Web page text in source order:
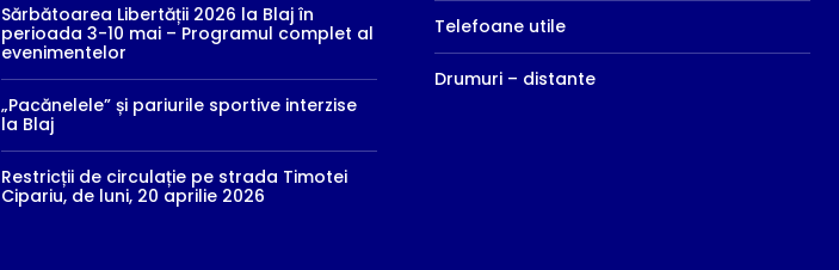
Sărbătoarea Libertății 2026 la Blaj în
perioada 3-10 mai – Programul complet al
evenimentelor
„Pacănelele” și pariurile sportive interzise
la Blaj
Restricții de circulație pe strada Timotei
Cipariu, de luni, 20 aprilie 2026
Telefoane utile
Drumuri – distante